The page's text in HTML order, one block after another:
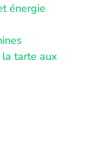
énergie
tarte aux